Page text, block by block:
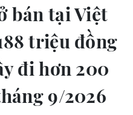
bán tại Việt
triệu đồng
đi hơn 200
9/2026